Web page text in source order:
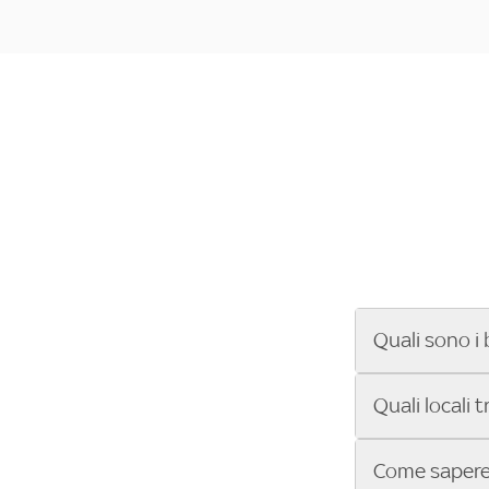
Quali sono i
Se cerchi un
ENILIVE, la
Sky Bar ti
Quali locali
Vuoi sapere
Come